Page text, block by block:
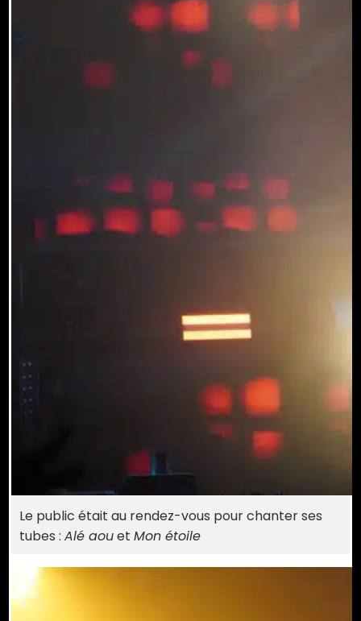
Le public était au rendez-vous pour chanter ses
tubes : Alé aouet Mon étoile